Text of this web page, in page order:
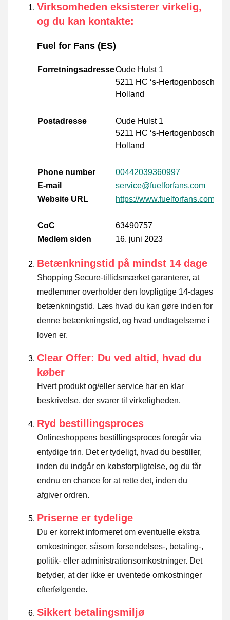
Virksomheden eksisterer virkelig,
og du kan kontakte:
Fuel for Fans (ES)
ForretningsadresseOude Hulst 1
5211 HC ‘s-Hertogenbosch
Holland
Postadresse
Oude Hulst 1
5211 HC ‘s-Hertogenbosch
Holland
Phone number
00442039360997
E-mail
service@fuelforfans.com
Website URL
https://www.fuelforfans.com/es/
CoC
63490757
Medlem siden
16. juni 2023
Betænkningstid på mindst 14 dage
Shopping Secure-tillidsmærket garanterer, at
medlemmer overholder den lovpligtige 14-dages
betænkningstid. Læs hvad du kan gøre inden for
denne betænkningstid, og hvad undtagelserne i
loven er.
Clear Offer: Du ved altid, hvad du
køber
Hvert produkt og/eller service har en klar
beskrivelse, der svarer til virkeligheden.
Ryd bestillingsproces
Onlineshoppens bestillingsproces foregår via
entydige trin. Det er tydeligt, hvad du bestiller,
inden du indgår en købsforpligtelse, og du får
endnu en chance for at rette det, inden du
afgiver ordren.
Priserne er tydelige
Du er korrekt informeret om eventuelle ekstra
omkostninger, såsom forsendelses-, betaling-,
politik- eller administrationsomkostninger. Det
betyder, at der ikke er uventede omkostninger
efterfølgende.
Sikkert betalingsmiljø